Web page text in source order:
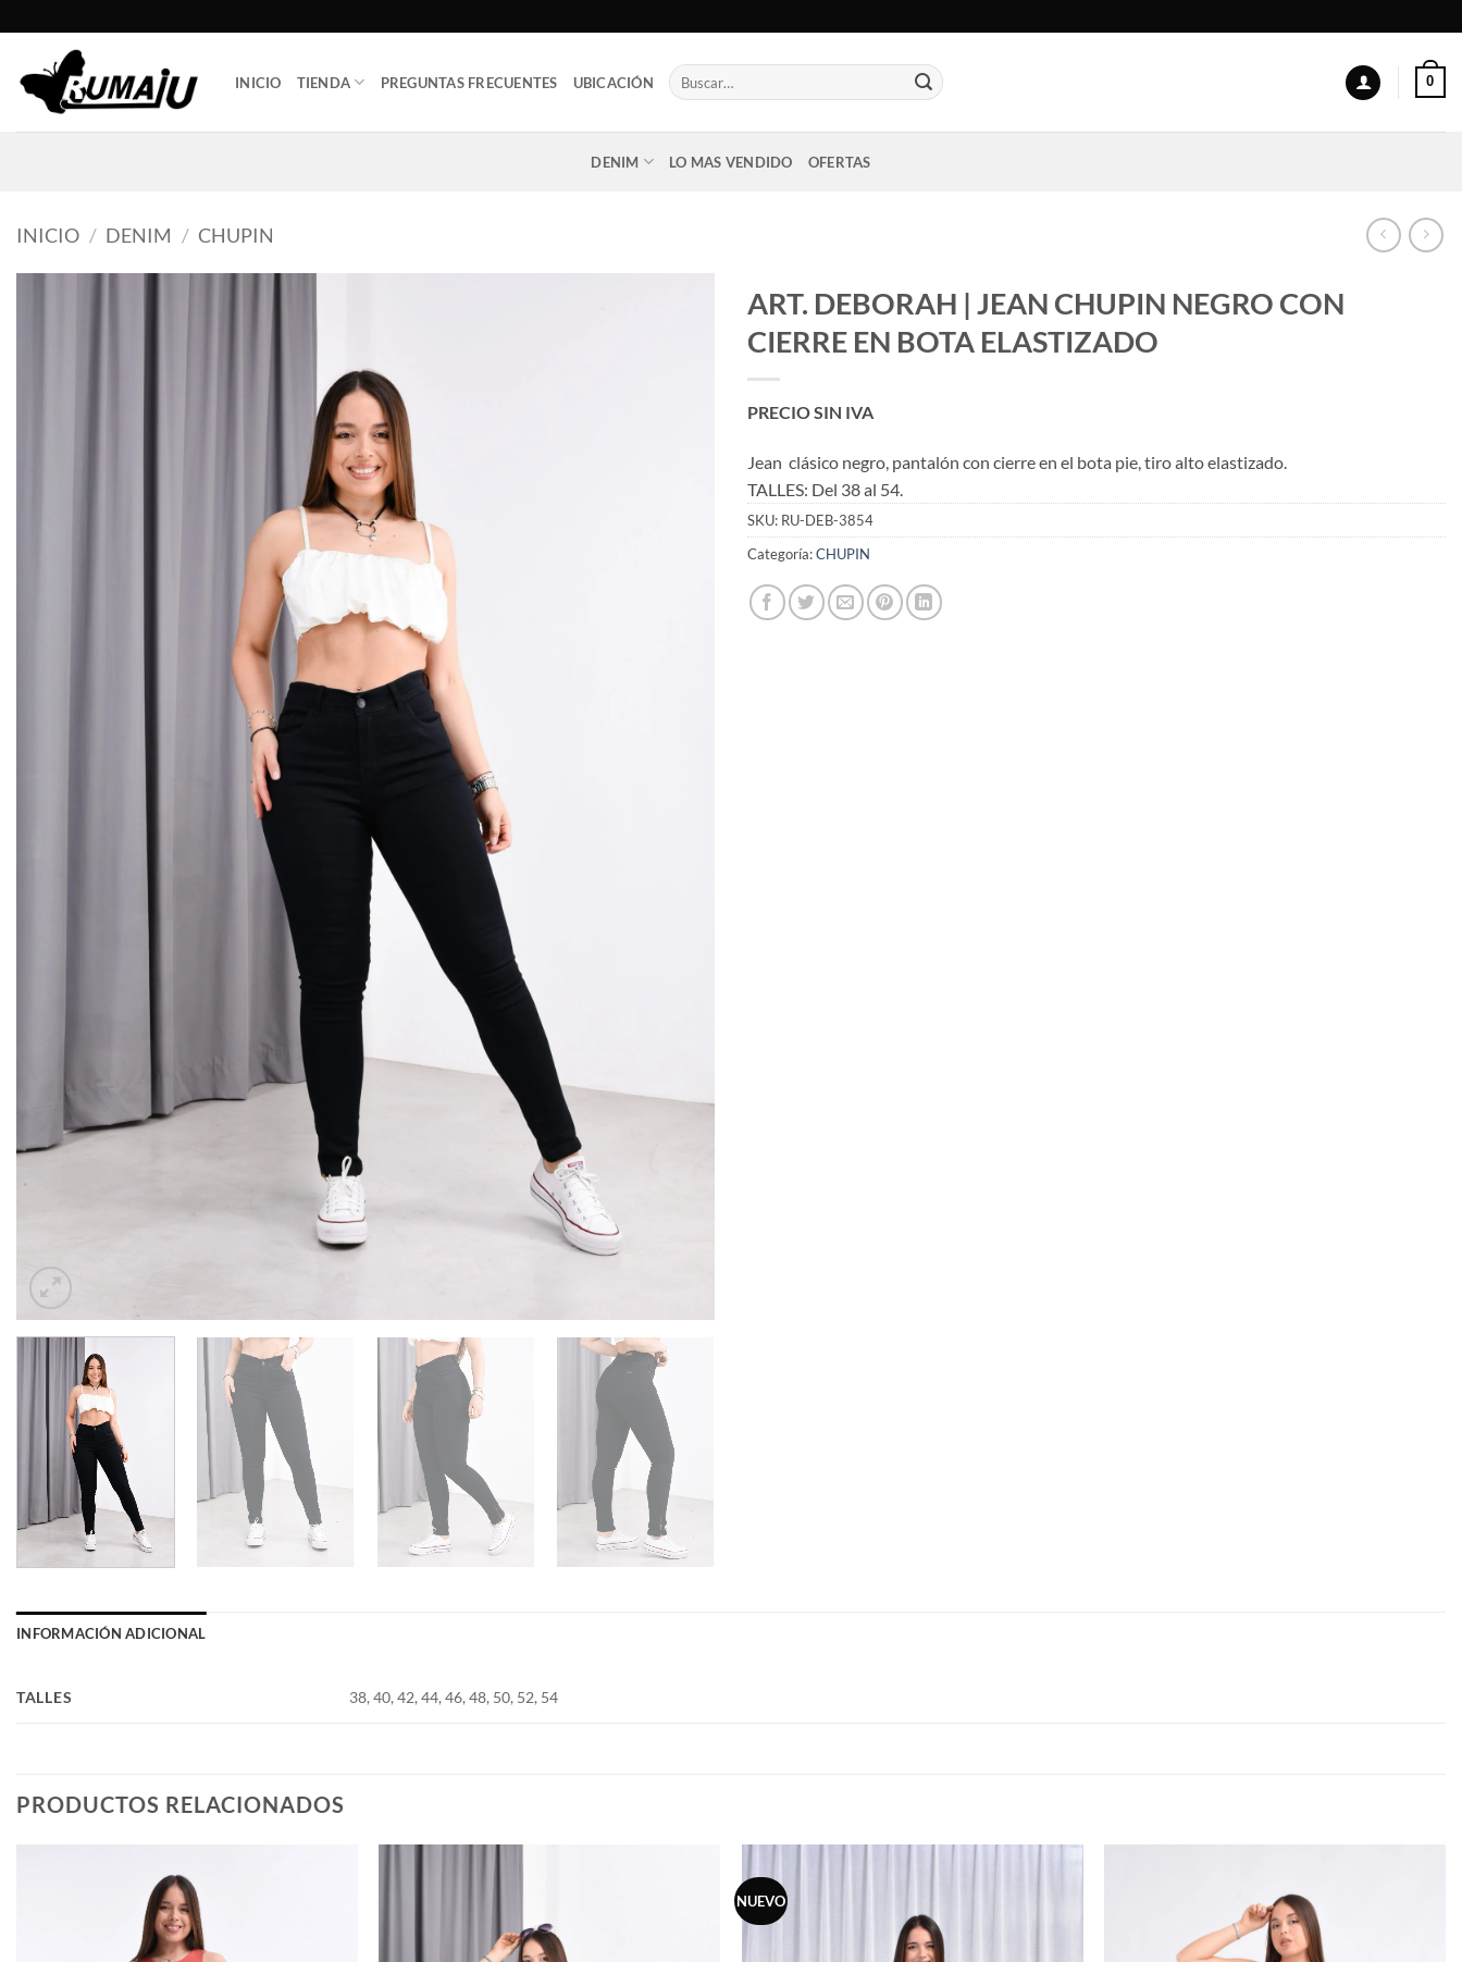
al
contenido
INICIO TIENDA PREGUNTAS FRECUENTES UBICACIÓN
Buscar
por:
0
DENIM LO MAS VENDIDO OFERTAS
INICIO / DENIM / CHUPIN
ART. DEBORAH | JEAN CHUPIN NEGRO CON
CIERRE EN BOTA ELASTIZADO
PRECIO SIN IVA
Jean clásico negro, pantalón con cierre en el bota pie, tiro alto elastizado.
TALLES: Del 38 al 54.
SKU: RU-DEB-3854
Categoría:CHUPIN
INFORMACIÓN ADICIONAL
TALLES 38, 40, 42, 44, 46, 48, 50, 52, 54
PRODUCTOS RELACIONADOS
NUEVO